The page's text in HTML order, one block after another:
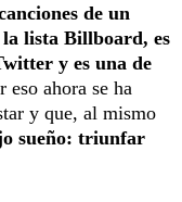
de un
lista Billboard, es
y es una de
eso ahora se ha
y que, al mismo
sueño: triunfar